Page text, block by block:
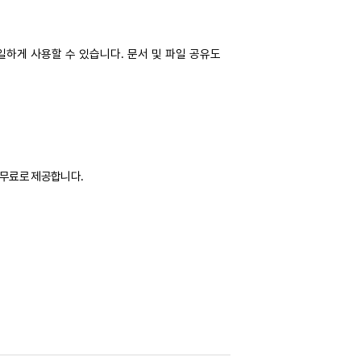
하게 사용할 수 있습니다. 문서 및 파일 공유도
료로 제공합니다.